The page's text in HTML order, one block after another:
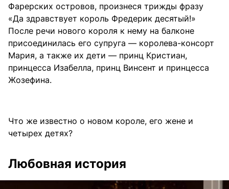
Фарерских островов, произнеся трижды фразу
«Да здравствует король Фредерик десятый!»
После речи нового короля к нему на балконе
присоединилась его супруга — королева-консорт
Мария, а также их дети — принц Кристиан,
принцесса Изабелла, принц Винсент и принцесса
Жозефина.
Что же известно о новом короле, его жене и
четырех детях?
Любовная история